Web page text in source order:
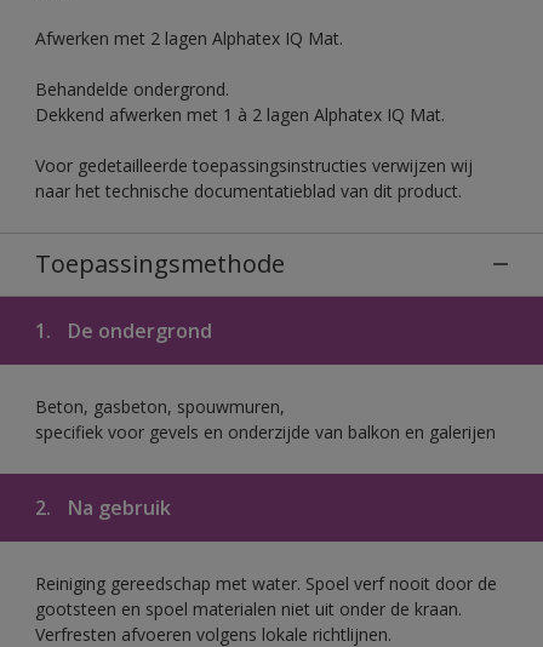
Afwerken met 2 lagen Alphatex IQ Mat.
Behandelde ondergrond.
Dekkend afwerken met 1 à 2 lagen Alphatex IQ Mat.
Voor gedetailleerde toepassingsinstructies verwijzen wij
naar het technische documentatieblad van dit product.
Toepassingsmethode
1. De ondergrond
Beton, gasbeton, spouwmuren,
specifiek voor gevels en onderzijde van balkon en galerijen
2. Na gebruik
Reiniging gereedschap met water. Spoel verf nooit door de
gootsteen en spoel materialen niet uit onder de kraan.
Verfresten afvoeren volgens lokale richtlijnen.